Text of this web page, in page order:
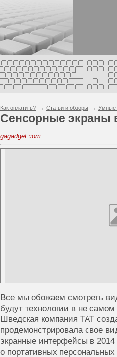
Как оплатить? → Статьи и обзоры → Умные
Сенсорные экраны
gagadget.com
Все мы обожаем смотреть
будут технологии в не
Шведская компания TAT
продемонстрировала свое
экранные интерфейсы в 2014
о портативных персональных